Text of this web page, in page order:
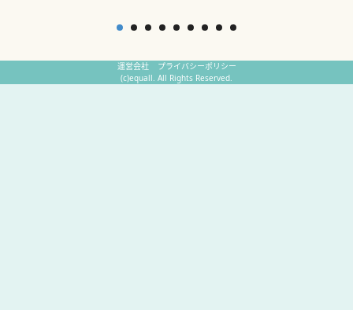
運営会社
プライバシーポリシー
(c)equall. All Rights Reserved.